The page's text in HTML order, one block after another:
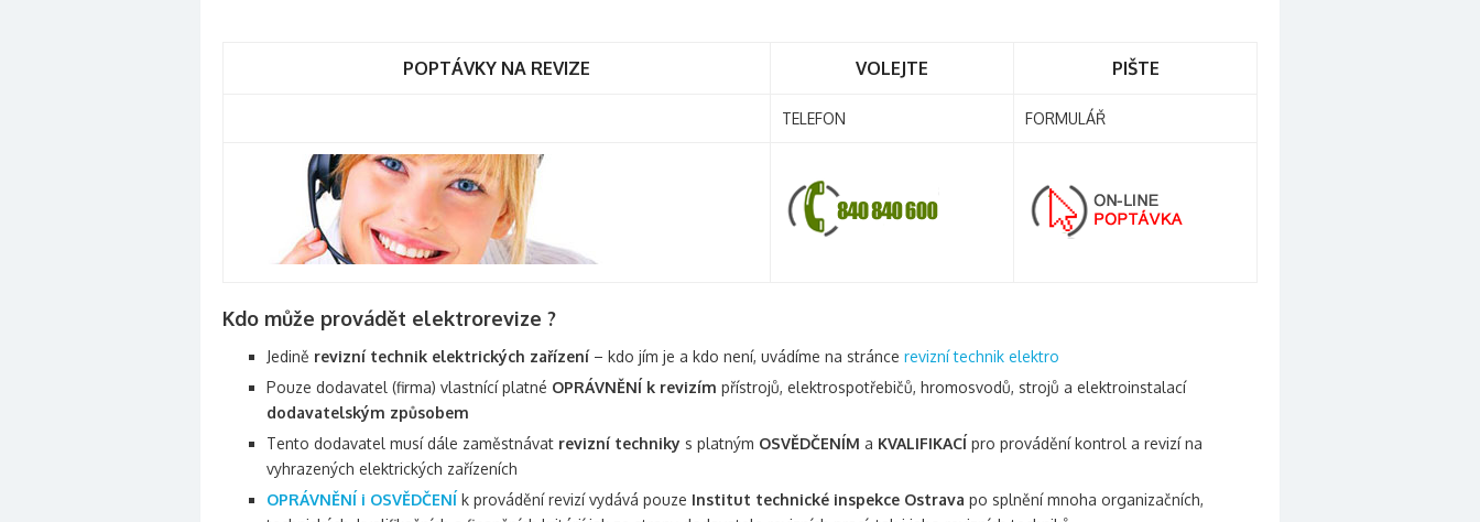
POPTÁVKY NA REVIZE VOLEJTE PIŠTE
TELEFON FORMULÁŘ
Kdo může provádět elektrorevize ?
Jedině revizní technik elektrických zařízení– kdo jím je a kdo není, uvádíme na stránce revizní technik elektro
Pouze dodavatel (firma) vlastnící platné OPRÁVNĚNÍ k revizím přístrojů, elektrospotřebičů, hromosvodů, strojů a elektroinstalací
dodavatelským způsobem
Tento dodavatel musí dále zaměstnávat revizní techniky s platným OSVĚDČENÍM a KVALIFIKACÍ pro provádění kontrol a revizí na
vyhrazených elektrických zařízeních
OPRÁVNĚNÍ i OSVĚDČENÍ k provádění revizí vydává pouze Institut technické inspekce Ostrava po splnění mnoha organizačních,